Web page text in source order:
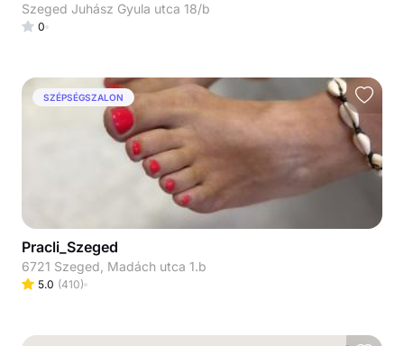
Szeged Juhász Gyula utca 18/b
0
SZÉPSÉGSZALON
Pracli_Szeged
6721 Szeged, Madách utca 1.b
5.0 (410)